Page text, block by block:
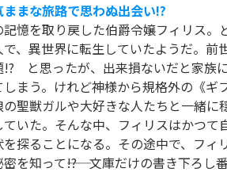
まな旅路で思わぬ出会い!?
憶を取り戻した伯爵令嬢フィリス。
、異世界に転生していたようだ。前
と思ったが、出来損ないだと家族に
まう。けれど神様から規格外の《ギ
の聖獣ガルや大好きな人たちと一緒に
ていた。そんな中、フィリスはかつて
探ることになる。その途中で、フィ
を知って――!? 文庫だけの書き下ろし